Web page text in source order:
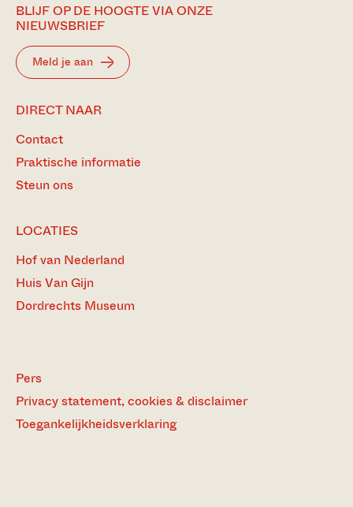
BLIJF OP DE HOOGTE VIA ONZE
NIEUWSBRIEF
Meld je aan
DIRECT NAAR
Contact
Praktische informatie
Steun ons
LOCATIES
Hof van Nederland
Huis Van Gijn
Dordrechts Museum
Pers
Privacy statement, cookies & disclaimer
Toegankelijkheidsverklaring